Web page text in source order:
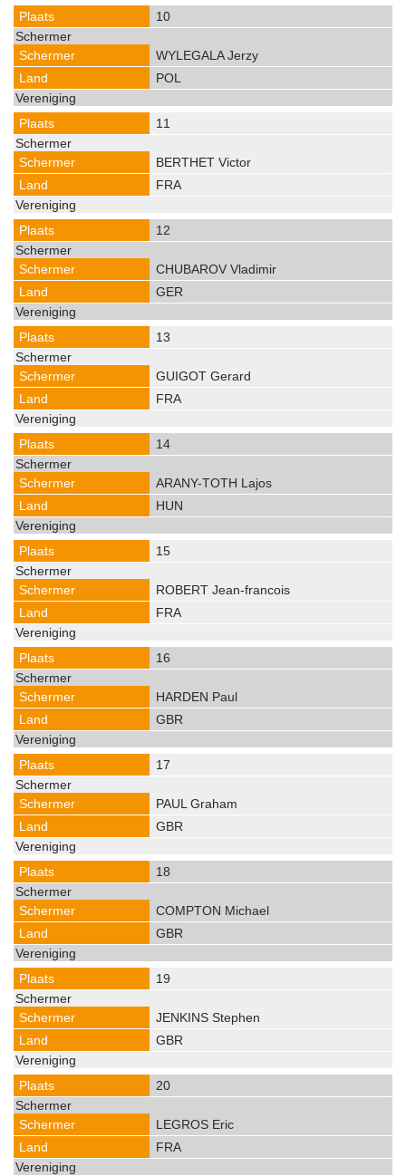
10
WYLEGALA Jerzy
POL
11
BERTHET Victor
FRA
12
CHUBAROV Vladimir
GER
13
GUIGOT Gerard
FRA
14
ARANY-TOTH Lajos
HUN
15
ROBERT Jean-francois
FRA
16
HARDEN Paul
GBR
17
PAUL Graham
GBR
18
COMPTON Michael
GBR
19
JENKINS Stephen
GBR
20
LEGROS Eric
FRA